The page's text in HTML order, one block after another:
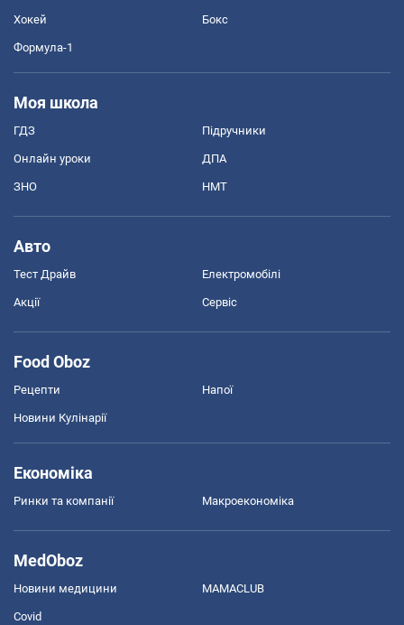
Хокей Бокс
Формула-1
Моя школа
ГДЗ Підручники
Онлайн уроки ДПА
ЗНО НМТ
Авто
Тест Драйв Електромобілі
Акції Сервіс
Food Oboz
Рецепти Напої
Новини Кулінарії
Економіка
Ринки та компанії Макроекономіка
MedOboz
Новини медицини MAMACLUB
Covid